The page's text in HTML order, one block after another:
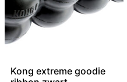
Kong extreme goodie